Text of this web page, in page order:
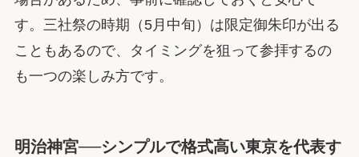
す。三社祭の時期（5月中旬）は限定御朱印が出る
こともあるので、タイミングを狙って参拝するの
も一つの楽しみ方です。
明治神宮──シンプルで格式高い東京を代表す